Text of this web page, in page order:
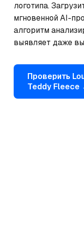
логотипа.
мгновенной AI-
алгоритм
выявляет даже
Проверить
Teddy Fleece